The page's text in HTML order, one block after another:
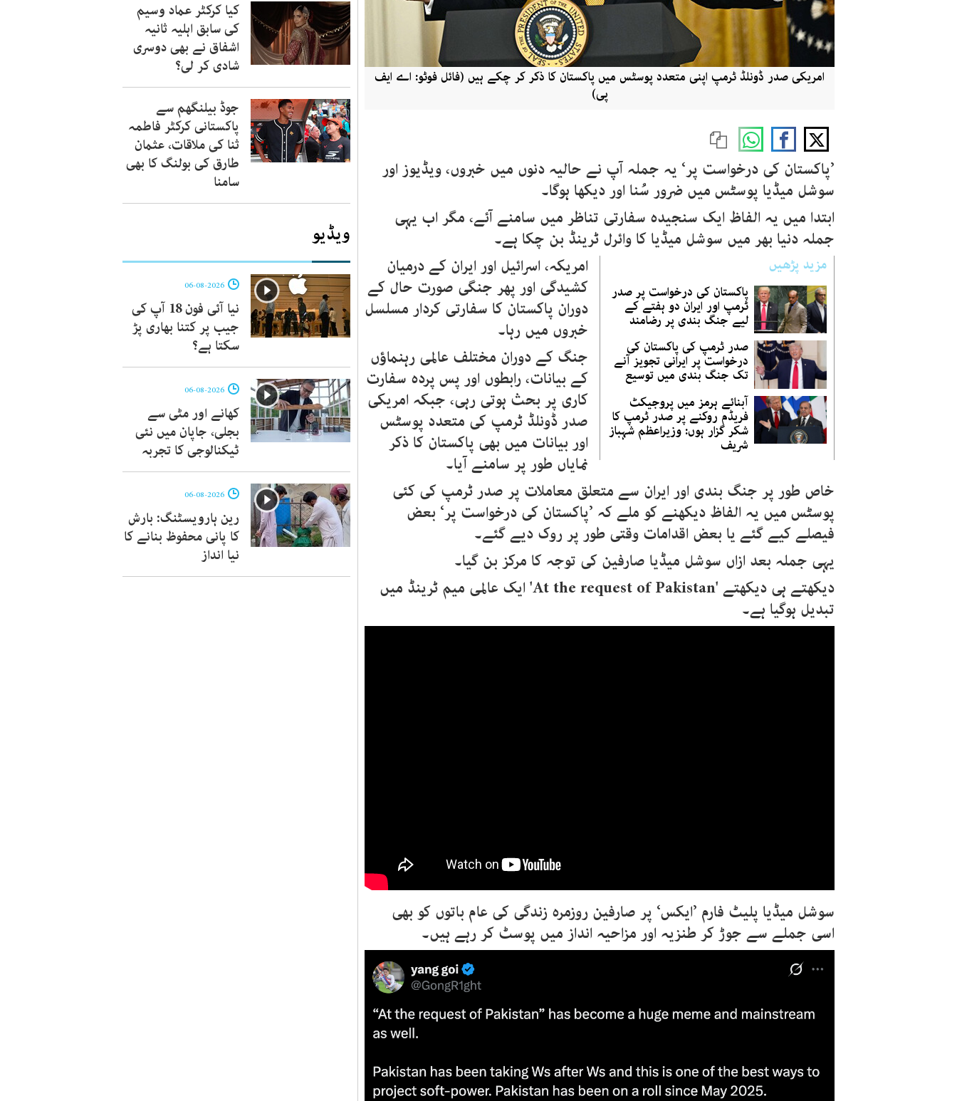
امریکی صدر ڈونلڈ ٹرمپ اپنی متعدد پوسٹس میں پاکستان کا ذکر کر چکے ہیں (فائل فوٹو: اے ایف
پی)
’پاکستان کی درخواست پر‘ یہ جملہ آپ نے حالیہ دنوں میں خبروں، ویڈیوز اور
سوشل میڈیا پوسٹس میں ضرور سُنا اور دیکھا ہوگا۔
ابتدا میں یہ الفاظ ایک سنجیدہ سفارتی تناظر میں سامنے آئے، مگر اب یہی
جملہ دنیا بھر میں سوشل میڈیا کا وائرل ٹرینڈ بن چکا ہے۔
مزید پڑھیں
پاکستان کی درخواست پر صدر
ٹرمپ اور ایران دو ہفتے کے
لیے جنگ بندی پر رضامند
صدر ٹرمپ کی پاکستان کی
درخواست پر ایرانی تجویز آنے
تک جنگ بندی میں توسیع
آبنائے ہرمز میں پروجیکٹ
فریڈم روکنے پر صدر ٹرمپ کا
شکر گزار ہوں: وزیراعظم شہباز
شریف
امریکہ، اسرائیل اور ایران کے درمیان
کشیدگی اور پھر جنگی صورت حال کے
دوران پاکستان کا سفارتی کردار مسلسل
خبروں میں رہا۔
جنگ کے دوران مختلف عالمی رہنماؤں
کے بیانات، رابطوں اور پس پردہ سفارت
کاری پر بحث ہوتی رہی، جبکہ امریکی
صدر ڈونلڈ ٹرمپ کی متعدد پوسٹس
اور بیانات میں بھی پاکستان کا ذکر
نمایاں طور پر سامنے آیا۔
خاص طور پر جنگ بندی اور ایران سے متعلق معاملات پر صدر ٹرمپ کی کئی
پوسٹس میں یہ الفاظ دیکھنے کو ملے کہ ’پاکستان کی درخواست پر‘ بعض
فیصلے کیے گئے یا بعض اقدامات وقتی طور پر روک دیے گئے۔
یہی جملہ بعد ازاں سوشل میڈیا صارفین کی توجہ کا مرکز بن گیا۔
دیکھتے ہی دیکھتے 'At the request of Pakistan' ایک عالمی میم ٹرینڈ میں
تبدیل ہوگیا ہے۔
سوشل میڈیا پلیٹ فارم ’ایکس‘ پر صارفین روزمرہ زندگی کی عام باتوں کو بھی
اسی جملے سے جوڑ کر طنزیہ اور مزاحیہ انداز میں پوسٹ کر رہے ہیں۔
کیا کرکٹر عماد وسیم
کی سابق اہلیہ ثانیہ
اشفاق نے بھی دوسری
شادی کر لی؟
جوڈ بیلنگھم سے
پاکستانی کرکٹر فاطمہ
ثنا کی ملاقات، عثمان
طارق کی بولنگ کا بھی
سامنا
ویڈیو
نیا آئی فون 18 آپ کی
جیب پر کتنا بھاری پڑ
سکتا ہے؟
کھانے اور مٹی سے
بجلی، جاپان میں نئی
ٹیکنالوجی کا تجربہ
رین ہارویسٹنگ: بارش
کا پانی محفوظ بنانے کا
نیا انداز